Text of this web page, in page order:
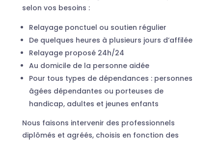
selon vos besoins :
Relayage ponctuel ou soutien régulier
De quelques heures à plusieurs jours d’affilée
Relayage proposé 24h/24
Au domicile de la personne aidée
Pour tous types de dépendances : personnes
âgées dépendantes ou porteuses de
handicap, adultes et jeunes enfants
Nous faisons intervenir des professionnels
diplômés et agréés, choisis en fonction des